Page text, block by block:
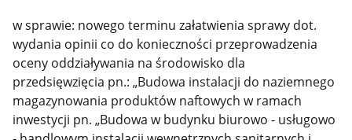
w sprawie: nowego terminu załatwienia sprawy dot.
wydania opinii co do konieczności przeprowadzenia
oceny oddziaływania na środowisko dla
przedsięwzięcia pn.: „Budowa instalacji do naziemnego
magazynowania produktów naftowych w ramach
inwestycji pn. „Budowa w budynku biurowo - usługowo